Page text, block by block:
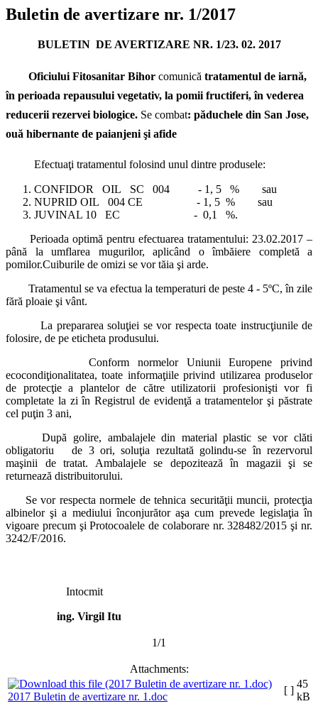
Buletin de avertizare nr. 1/2017
BULETIN DE AVERTIZARE NR. 1/23. 02. 2017
Oficiului Fitosanitar Bihor comunică tratamentul de iarnă,
în perioada repausului vegetativ, la pomii fructiferi, în vederea
reducerii rezervei biologice. Se combat: păduchele din San Jose,
ouă hibernante de paianjeni şi afide
Efectuaţi tratamentul folosind unul dintre produsele:
CONFIDOR OIL SC 004 - 1, 5 % sau
NUPRID OIL 004 CE - 1, 5 % sau
JUVINAL 10 EC - 0,1 %.
Perioada optimă pentru efectuarea tratamentului: 23.02.2017 –
până la umflarea mugurilor, aplicând o îmbăiere completă a
pomilor.Cuiburile de omizi se vor tăia şi arde.
Tratamentul se va efectua la temperaturi de peste 4 - 5ºC, în zile
fără ploaie şi vânt.
La prepararea soluţiei se vor respecta toate instrucţiunile de
folosire, de pe eticheta produsului.
Conform normelor Uniunii Europene privind
ecocondiţionalitatea, toate informaţiile privind utilizarea produselor
de protecţie a plantelor de către utilizatorii profesionişti vor fi
completate la zi în Registrul de evidenţă a tratamentelor şi păstrate
cel puţin 3 ani,
După golire, ambalajele din material plastic se vor clăti
obligatoriu de 3 ori, soluţia rezultată golindu-se în rezervorul
maşinii de tratat. Ambalajele se depozitează în magazii şi se
returnează distribuitorului.
Se vor respecta normele de tehnica securităţii muncii, protecţia
albinelor şi a mediului înconjurător aşa cum prevede legislaţia în
vigoare precum şi Protocoalele de colaborare nr. 328482/2015 şi nr.
3242/F/2016.
Intocmit
ing. Virgil Itu
1/1
Attachments:
2017 Buletin de avertizare nr. 1.doc
[ ]
45
kB